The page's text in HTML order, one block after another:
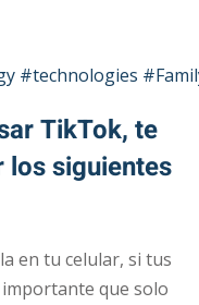
#technologies
TikTok, te
los siguientes
en tu celular, si tus
importante que solo